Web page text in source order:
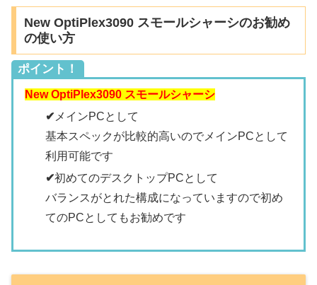
New OptiPlex3090 スモールシャーシのお勧め
の使い方
ポイント！
New OptiPlex3090 スモールシャーシ
✔ メインPCとして
基本スペックが比較的高いのでメインPCとして
利用可能です
✔初めてのデスクトップPCとして
バランスがとれた構成になっていますので初め
てのPCとしてもお勧めです